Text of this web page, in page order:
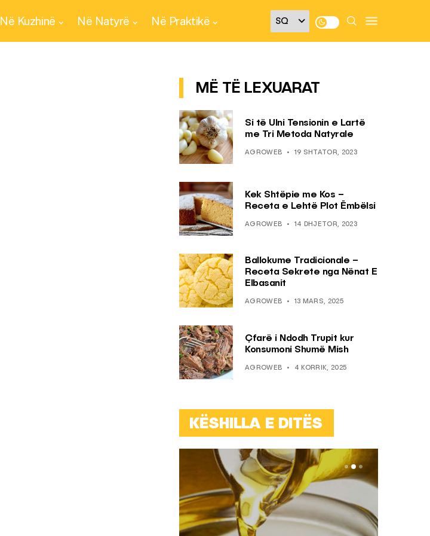
Në Kuzhinë Në Natyrë Në Praktikë
MË TË LEXUARAT
Si të Ulni Tensionin e Lartë
me Tri Metoda Natyrale
AGROWEB 19 SHTATOR, 2023
Kek Shtëpie me Kos –
Receta e Lehtë Plot Ëmbëlsi
AGROWEB 14 DHJETOR, 2023
Ballokume Tradicionale –
Receta Sekrete nga Nënat E
Elbasanit
AGROWEB 13 MARS, 2025
Çfarë i Ndodh Trupit kur
Konsumoni Shumë Mish
AGROWEB 4 KORRIK, 2025
KËSHILLA E DITËS